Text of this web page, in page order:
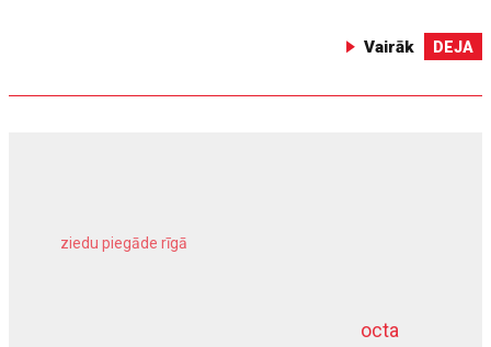
Vairāk DEJA
octa
ziedu piegāde rīgā
dziļurbums